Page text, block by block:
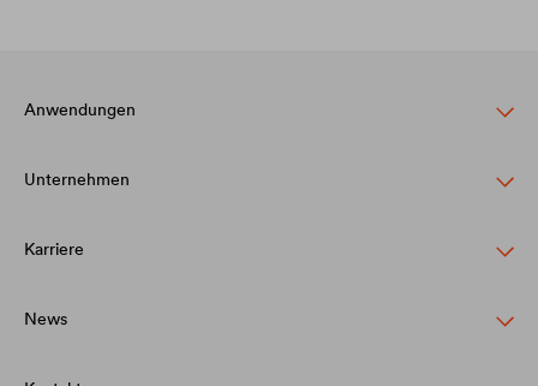
Anwendungen
Steildachschutz
Fassadenschutz & -gestaltung
Flachdachschutz & -drainage
Bauwerksabdichtung & Drainage
Unternehmen
Struktur
Werte
Karriere
DÖRKEN als Arbeitgeber
News